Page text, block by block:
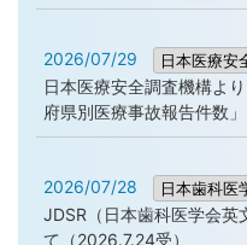
2026/07/29 日本医療安
日本医療安全調査機構よ
府県別医療事故報告件数」
2026/07/28 日本歯科医
JDSR（日本歯科医学会英
て（2026.7.24受）